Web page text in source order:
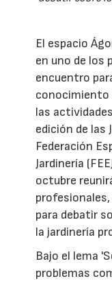
El espacio
en uno de los
encuentro
conocimiento
las
edición de las
Federación
Jardinería
octubre
para debatir
la jardinería
Bajo el lema
problemas